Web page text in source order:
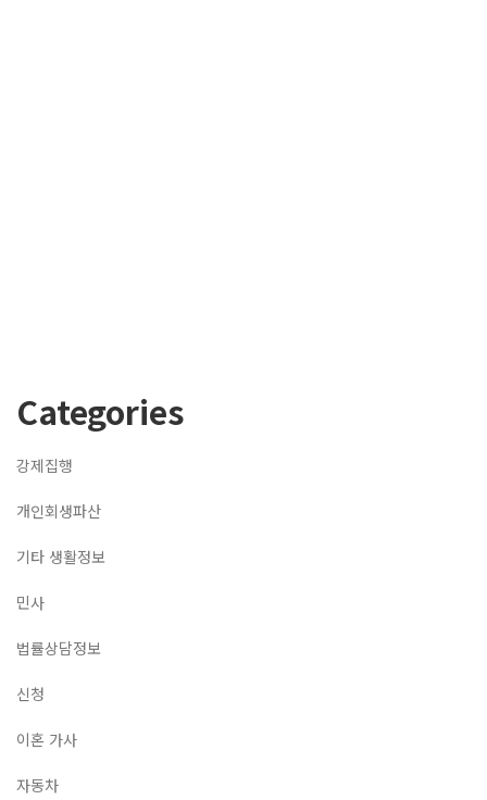
Categories
강제집행
개인회생파산
기타 생활정보
민사
법률상담정보
신청
이혼 가사
자동차